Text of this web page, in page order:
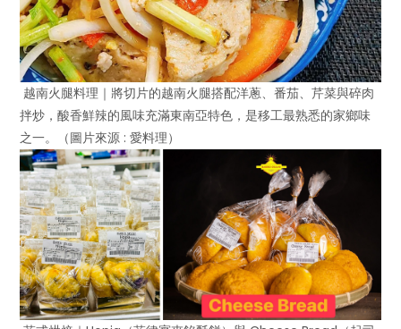
越南火腿料理｜將切片的越南火腿搭配洋蔥、番茄、芹菜與碎肉
拌炒，酸香鮮辣的風味充滿東南亞特色，是移工最熟悉的家鄉味
之一。（圖片來源 : 愛料理）